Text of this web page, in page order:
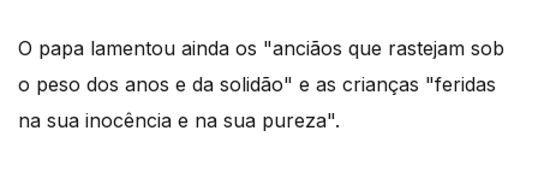
O papa lamentou ainda os "anciãos que rastejam sob
o peso dos anos e da solidão" e as crianças "feridas
na sua inocência e na sua pureza".